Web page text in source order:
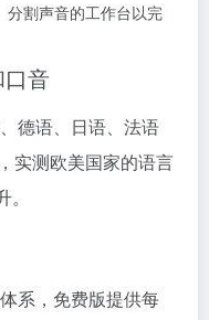
分割声音的工作台以完
音
德语、日语、法语
实测欧美国家的语言
系，免费版提供每